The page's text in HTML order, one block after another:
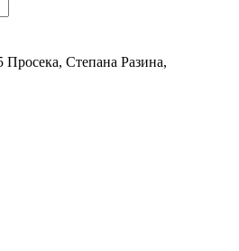
Степана Разина,